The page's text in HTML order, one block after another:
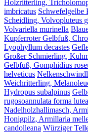
Holzritterling,
imbricatus Schwefelgelbe
Scheidling, Volvopluteus
Volvariella murinella
Kupferroter Gelbfuß,
Lyophyllum decastes
Großer Schmierling,
Gelbfuß, Gomphidius
helveticus
Weichritterling,
Hydropus subalpinus
rugosoannulata forma lutea
Nadelholzhallimasch,
Honigpilz, Armillaria
candolleana Würziger